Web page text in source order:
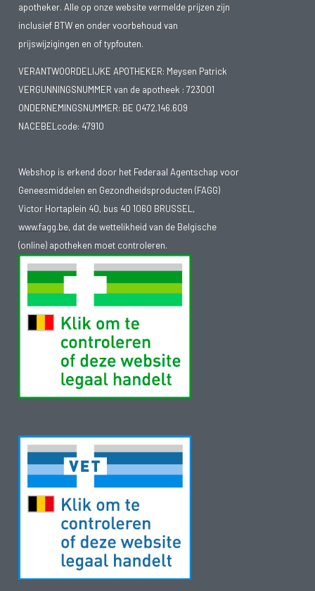
apotheker. Alle op onze website vermelde prijzen zijn
inclusief BTW en onder voorbehoud van
prijswijzigingen en of typfouten.
VERANTWOORDELIJKE APOTHEKER: Meysen Patrick
VERGUNNINGSNUMMER van de apotheek : 723001
ONDERNEMINGSNUMMER: BE 0472.146.609
NACEBELcode: 47910
Webshop is erkend door het Federaal Agentschap voor
Geneesmiddelen en Gezondheidsproducten (FAGG)
Victor Hortaplein 40, bus 40 1060 BRUSSEL,
www.fagg.be, dat de wettelikheid van de Belgische
(online) apotheken moet controleren.